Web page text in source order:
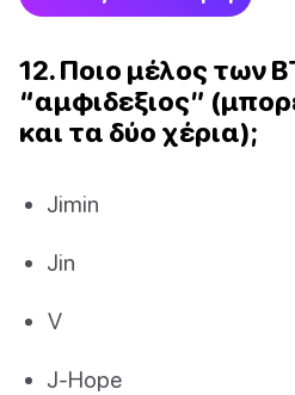
12. Ποιο μέλος των
“αμφιδεξιος”
και τα δύο χέρια);
Jimin
Jin
V
J-Hope